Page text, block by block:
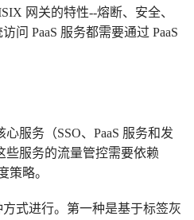
网关的特性--熔断、安全、
问 PaaS 服务都需要通过 PaaS
服务（SSO、PaaS 服务和发
些服务的流量管控需要依赖
策略。
式进行。第一种是基于标签灰